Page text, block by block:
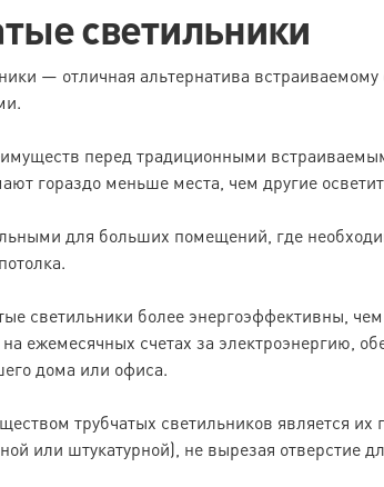
светильники
— отличная альтернатива
перед традиционными
гораздо меньше места, чем другие
для больших помещений, где
светильники более энергоэффективны,
ежемесячных счетах за электроэнергию,
дома или офиса.
трубчатых светильников является их
или штукатурной), не вырезая отверстие